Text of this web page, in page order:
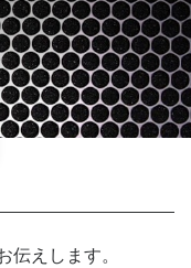
えします。